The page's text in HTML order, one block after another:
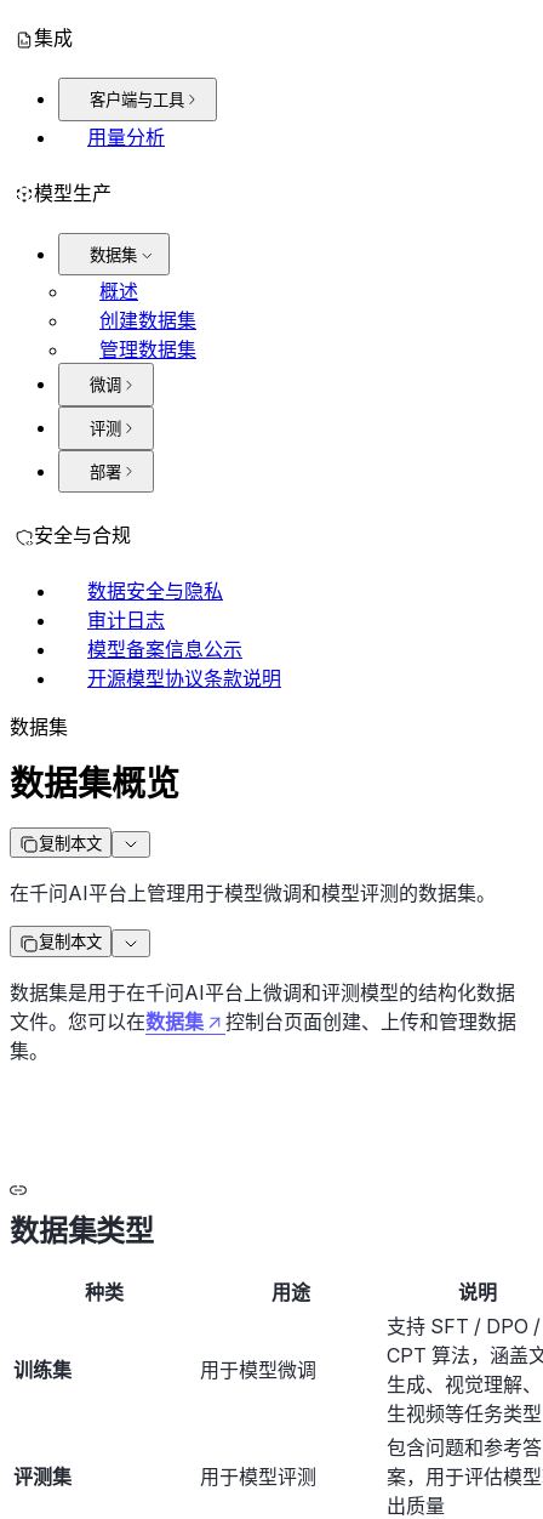
集成
客户端与工具
用量分析
模型生产
数据集
概述
创建数据集
管理数据集
微调
评测
部署
安全与合规
数据安全与隐私
审计日志
模型备案信息公示
开源模型协议条款说明
数据集
数据集概览
复制本文
在千问AI平台上管理用于模型微调和模型评测的数据集。
复制本文
数据集是用于在千问AI平台上微调和评测模型的结构化数据
文件。您可以在数据集
控制台页面创建、上传和管理数据
集。
数据集类型
种类 用途 说明
训练集 用于模型微调
支持 SFT / DPO /
CPT 算法，涵盖
生成、视觉理解
生视频等任务类型
评测集 用于模型评测
包含问题和参考答
案，用于评估模
出质量